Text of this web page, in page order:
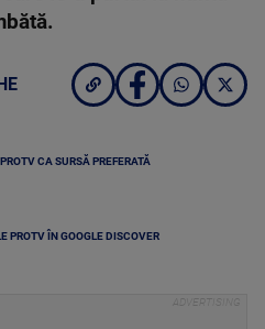
CA SURSĂ PREFERATĂ
PROTV ÎN GOOGLE DISCOVER